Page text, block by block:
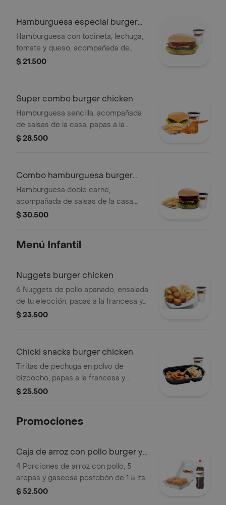
Hamburguesa especial burger
chicken
Hamburguesa con tocineta, lechuga,
tomate y queso, acompañada de
gaseosa 250 ml a elegir.
$ 21.500
Super combo burger chicken
Hamburguesa sencilla, acompañada
de salsas de la casa, papas a la
francesa, ala y gaseosa 250 ml de tu
$ 28.500
Combo hamburguesa burger
chicken
Hamburguesa doble carne,
acompañada de salsas de la casa,
papas a la francesa y gaseosa de 250
$ 30.500
Menú Infantil
Nuggets burger chicken
6 Nuggets de pollo apanado, ensalada
de tu elección, papas a la francesa y
gaseosa de 250 ml de tu gusto
$ 23.500
Chicki snacks burger chicken
Tiritas de pechuga en polvo de
bizcocho, papas a la francesa y
gaseosa de 250 ml de tu elección
$ 25.500
Promociones
Caja de arroz con pollo burger y
gaseosa
4 Porciones de arroz con pollo, 5
arepas y gaseosa postobón de 1.5 lts
$ 52.500